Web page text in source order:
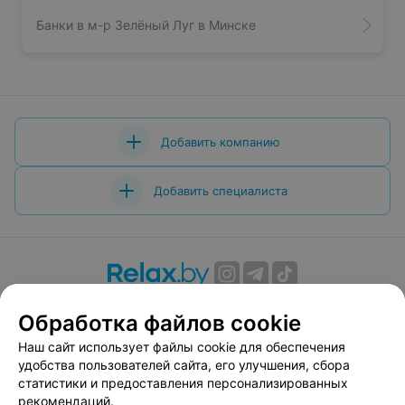
Банки в м-р Зелёный Луг в Минске
Добавить компанию
Добавить специалиста
Вакансии
Публичный договор
Способы оплаты
Публичный договор по использованию сервиса
«Афиша»
Пользовательское соглашение
Обработка файлов cookie
Наш сайт использует файлы cookie для обеспечения
удобства пользователей сайта, его улучшения, сбора
статистики и предоставления персонализированных
рекомендаций.